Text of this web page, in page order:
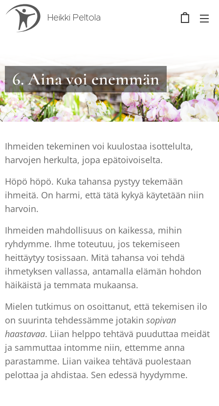
Heikki Peltola
6. Aina voi enemmän
Ihmeiden tekeminen voi kuulostaa isottelulta,
harvojen herkulta, jopa epätoivoiselta.
Höpö höpö. Kuka tahansa pystyy tekemään
ihmeitä. On harmi, että tätä kykyä käytetään niin
harvoin.
Ihmeiden mahdollisuus on kaikessa, mihin
ryhdymme. Ihme toteutuu, jos tekemiseen
heittäytyy tosissaan. Mitä tahansa voi tehdä
ihmetyksen vallassa, antamalla elämän hohdon
häikäistä ja temmata mukaansa.
Mielen tutkimus on osoittanut, että tekemisen ilo
on suurinta tehdessämme jotakin sopivan
haastavaa. Liian helppo tehtävä puuduttaa meidät
ja sammuttaa intomme niin, ettemme anna
parastamme. Liian vaikea tehtävä puolestaan
pelottaa ja ahdistaa. Sen edessä hyydymme.